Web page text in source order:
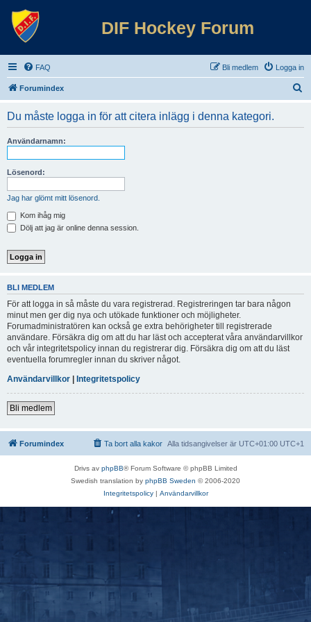
DIF Hockey Forum
FAQ Logga in
Bli medlem
Forumindex
Du måste logga in för att citera inlägg i denna kategori.
Användarnamn:
Lösenord:
Jag har glömt mitt lösenord.
Kom ihåg mig
Dölj att jag är online denna session.
BLI MEDLEM
För att logga in så måste du vara registrerad. Registreringen tar bara någon
minut men ger dig nya och utökade funktioner och möjligheter.
Forumadministratören kan också ge extra behörigheter till registrerade
användare. Försäkra dig om att du har läst och accepterat våra användarvillkor
och vår integritetspolicy innan du registrerar dig. Försäkra dig om att du läst
eventuella forumregler innan du skriver något.
Användarvillkor | Integritetspolicy
Bli medlem
Forumindex Alla tidsangivelser är UTC+01:00 UTC+1
Ta bort alla kakor
Drivs av phpBB® Forum Software © phpBB Limited
Swedish translation by phpBB Sweden © 2006-2020
Integritetspolicy| Användarvillkor